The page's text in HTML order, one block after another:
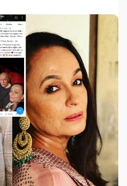
के बाद हम दोनों को मूवी डेट पर
लग गए! और क्या शानदार फिल्म है -
वाह सर। शाहरुख खान हर फिल्म
हर तरफ से बहुत-बहुत बधाई।"
के बाद शाहरुख ने भी रिप्लाई
ने लिखा हैं "धन्यवाद मैडम!!! सर को
और फिल्में करूंगा ताकि आप लोग
हा...लव यू।"